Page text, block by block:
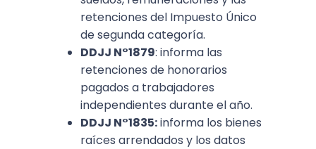
retenciones del Impuesto Único
de segunda categoría.​
DDJJ N°1879: informa las
retenciones de honorarios
pagados a trabajadores
independientes durante el año.​
DDJJ N°1835:informa los bienes
raíces arrendados y los datos